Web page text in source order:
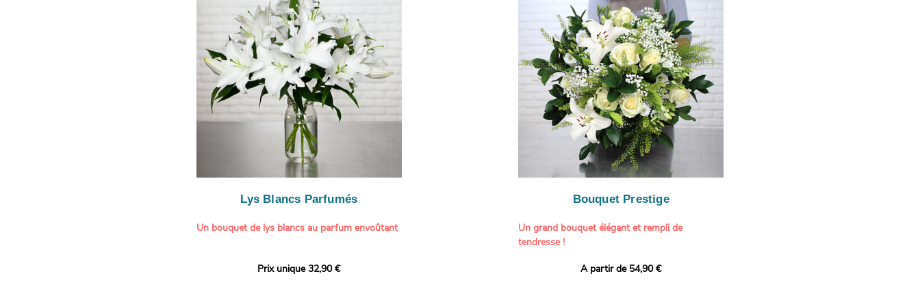
À offrir pour :
- Gâter un proche pour son anniversaire
- Célébrer une occasion spéciale
- Faire plaisir à un amateur d'art et de peinture
- Exprimer une atmosphère méditerranéenne et
colorée dans votre intérieur.
Tableau : Paul Signac,Vue de Saint-Tropez,
coucher de soleil au bois de pins, 1888
Crédits photo :classicpaintings / Alamy Stock
le limonium blanc ajoute une touche délicate et
constituent une composition estivale et
généreuse, parfaite pour marquer une attention
particulière à un proche.
Il contient :
- Des hortensias colorés (les couleurs peuvent
varier selon l’arrivage)
- Des fleurs à grosse tête, au charme intemporel
À offrir pour :
- Célébrer un anniversaire
- Remercier avec panache
- Apporter une touche florale à une maison de
Lys Blancs Parfumés
Un bouquet de lys blancs au parfum envoûtant
élégante composition de lys blancs signée
Prix unique 32,90 €
Bouquet Prestige
Un grand bouquet élégant et rempli de
tendresse !
Offrez un instant de douceur avec ce bouquet
A partir de 54,90 €